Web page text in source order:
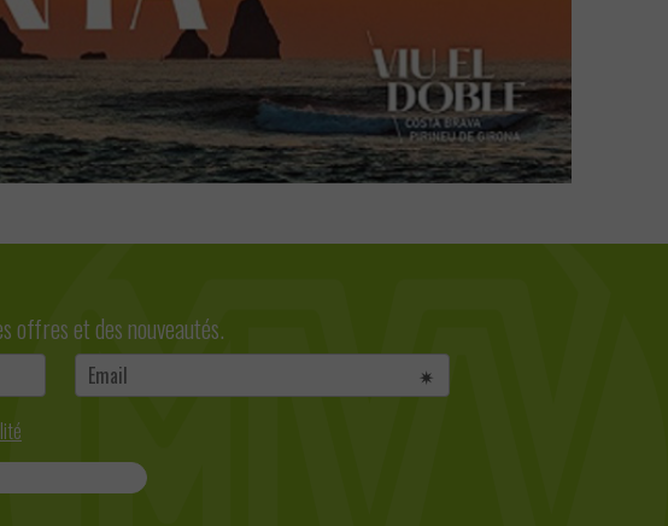
offres et des nouveautés.